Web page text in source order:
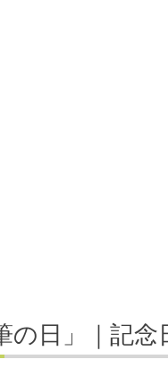
の日」｜記